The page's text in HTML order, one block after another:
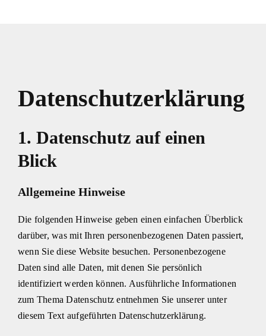
Datenschutzerklärung
1. Datenschutz auf einen
Blick
Allgemeine Hinweise
Die folgenden Hinweise geben einen einfachen Überblick
darüber, was mit Ihren personenbezogenen Daten passiert,
wenn Sie diese Website besuchen. Personenbezogene
Daten sind alle Daten, mit denen Sie persönlich
identifiziert werden können. Ausführliche Informationen
zum Thema Datenschutz entnehmen Sie unserer unter
diesem Text aufgeführten Datenschutzerklärung.